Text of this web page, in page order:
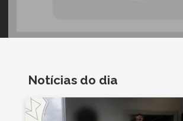
Notícias do dia